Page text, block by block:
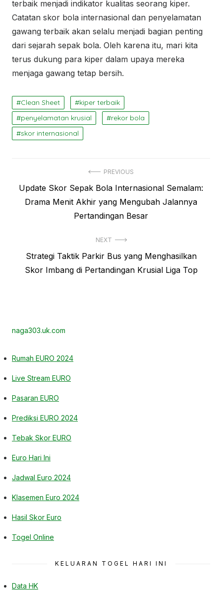
terbaik menjadi indikator kualitas seorang kiper.
Catatan skor bola internasional dan penyelamatan
gawang terbaik akan selalu menjadi bagian penting
dari sejarah sepak bola. Oleh karena itu, mari kita
terus dukung para kiper dalam upaya mereka
menjaga gawang tetap bersih.
Clean Sheet
kiper terbaik
penyelamatan krusial
rekor bola
skor internasional
pos
PREVIOUS
Previous
post:
Update Skor Sepak Bola Internasional Semalam:
Drama Menit Akhir yang Mengubah Jalannya
Pertandingan Besar
NEXT
Next
post:
Strategi Taktik Parkir Bus yang Menghasilkan
Skor Imbang di Pertandingan Krusial Liga Top
naga303.uk.com
Rumah EURO 2024
Live Stream EURO
Pasaran EURO
Prediksi EURO 2024
Tebak Skor EURO
Euro Hari Ini
Jadwal Euro 2024
Klasemen Euro 2024
Hasil Skor Euro
Togel Online
KELUARAN TOGEL HARI INI
Data HK